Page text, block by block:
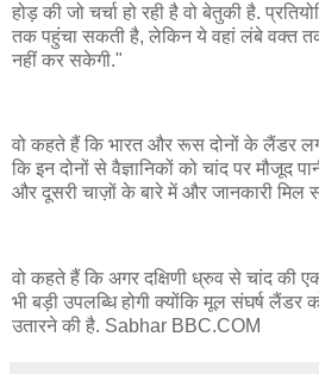
होड़ की जो चर्चा हो रही है वो बेतुकी है.
तक पहुंचा सकती है, लेकिन ये वहां लंबे वक्त
नहीं कर सकेगी."
वो कहते हैं कि भारत और रूस दोनों के लैंडर
कि इन दोनों से वैज्ञानिकों को चांद पर मौजूद
और दूसरी चाज़ों के बारे में और जानकारी मिल
वो कहते हैं कि अगर दक्षिणी ध्रुव से चांद की
भी बड़ी उपलब्धि होगी क्योंकि मूल संघर्ष
उतारने की है. Sabhar BBC.COM